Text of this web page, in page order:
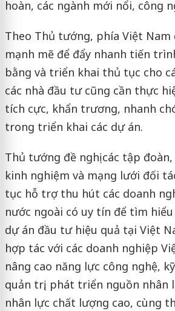
hoàn, các ngành mới nổi, công
Theo Thủ tướng, phía Việt Nam
mạnh mẽ để đẩy nhanh tiến
bằng và triển khai thủ tục cho
các nhà đầu tư cũng cần thực
tích cực, khẩn trương, nhanh
trong triển khai các dự án.
Thủ tướng đề nghị các tập
kinh nghiệm và mạng lưới đối
tục hỗ trợ thu hút các doanh
nước ngoài có uy tín để tìm
dự án đầu tư hiệu quả tại Việt
hợp tác với các doanh nghiệp
nâng cao năng lực công nghệ,
quản trị, phát triển nguồn nhân
nhân lực chất lượng cao, cùng